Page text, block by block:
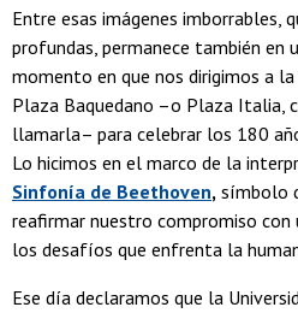
Entre esas imágenes imborrables,
profundas, permanece también en
momento en que nos dirigimos a
Plaza Baquedano –o Plaza Italia,
llamarla– para celebrar los 180
Lo hicimos en el marco de la
Sinfonía de Beethoven, símbolo
reafirmar nuestro compromiso con
los desafíos que enfrenta la
Ese día declaramos que la